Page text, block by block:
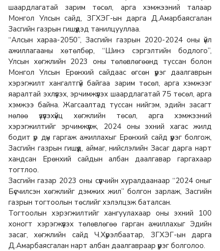
шаардлагатай зарим төсөл, арга хэмжээний талаар
Монгол Улсын сайд, ЗГХЭГ-ын дарга Д.Амарбаясгалан
Засгийн газрын гишүүдэд танилцууллаа.
“Алсын хараа-2050”, Засгийн газрын 2020-2024 оны үйл
ажиллагааны хөтөлбөр, “Шинэ сэргэлтийн бодлого”,
Улсын хөгжлийн 2023 оны төлөвлөгөөнд туссан болон
Монгол Улсын Ерөнхий сайдаас өгсөн үүрэг даалгаврын
хэрэгжилт хангалтгүй байгаа зарим төсөл, арга хэмжээг
яаралтай эхлүүлэх, эрчимжүүлэх шаардлагатай 75 төсөл, арга
хэмжээ байна. Жагсаалтад туссан нийгэм, эдийн засагт
нөлөө үзүүлэхүйц хөгжлийн төсөл, арга хэмжээний
хэрэгжилтийг эрчимжүүлж, 2024 оны эхний хагас жилд
бодит үр дүн гаргаж ажиллахыг Ерөнхий сайд үүрэг болгож,
Засгийн газрын гишүүд, аймаг, нийслэлийн Засаг дарга нарт
хандсан Ерөнхий сайдын албан даалгавар гаргахаар
тогтлоо.
Засгийн газар 2023 оны сүүлчийн хуралдаанаар “2024 оныг
Бүсчилсэн хөгжлийг дэмжих жил” болгон зарлаж, Засгийн
газрын тогтоолын төслийг хэлэлцэж баталсан.
Тогтоолын хэрэгжилтийг хангуулахаар оны эхний 100
хоногт хэрэгжүүлэх төлөвлөгөө гарган ажиллахыг Эдийн
засаг, хөгжлийн сайд Ч.Хүрэлбаатар, ЗГХЭГ-ын дарга
Д.Амарбаясгалан нарт албан даалгавраар үүрэг болголоо.